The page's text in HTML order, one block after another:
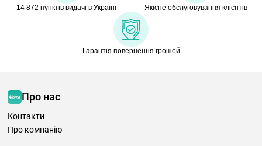
14 872 пунктів видачі в Україні Якісне обслуговування клієнтів
Гарантія повернення грошей
Про нас
Контакти
Про компанію